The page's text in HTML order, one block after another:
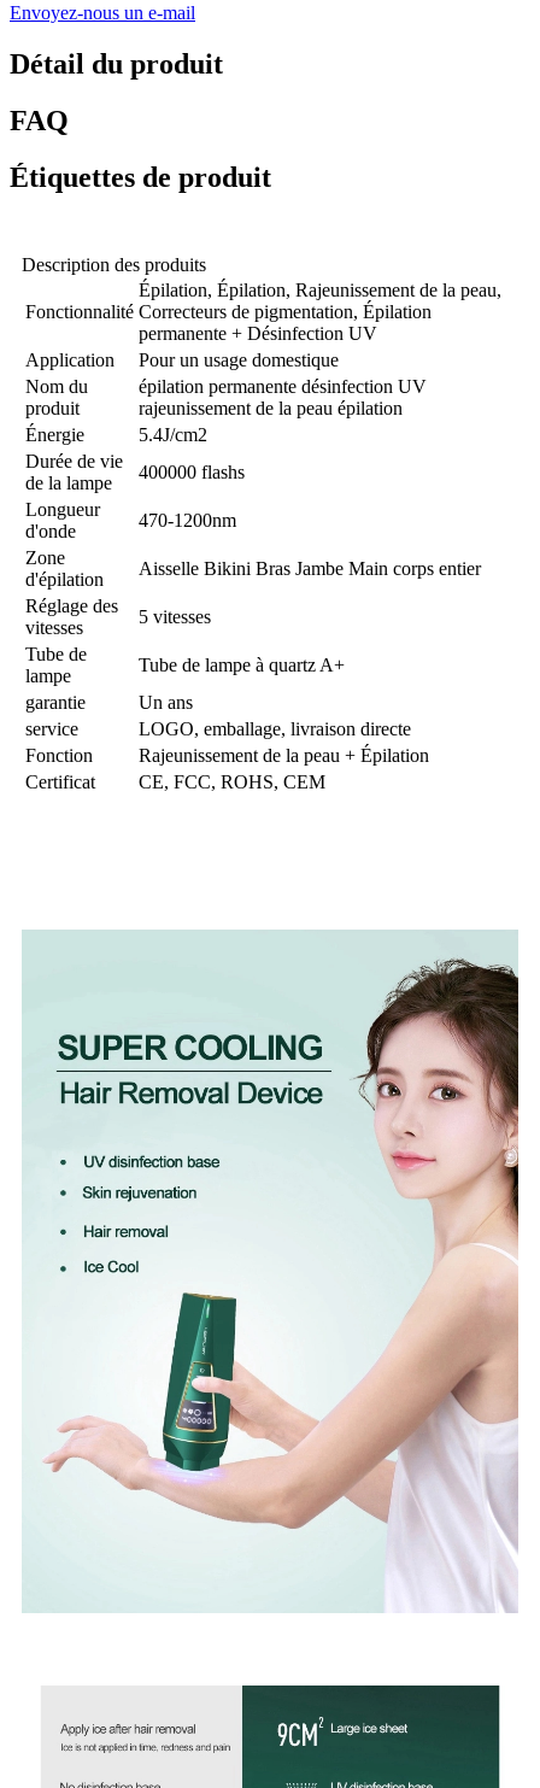
Envoyez-nous un e-mail
Détail du produit
FAQ
Étiquettes de produit
Description des produits
Fonctionnalité
Épilation, Épilation, Rajeunissement de la peau,
Correcteurs de pigmentation, Épilation
permanente + Désinfection UV
Application
Pour un usage domestique
Nom du
produit
épilation permanente désinfection UV
rajeunissement de la peau épilation
Énergie
5.4J/cm2
Durée de vie
de la lampe
400000 flashs
Longueur
d'onde
470-1200nm
Zone
d'épilation
Aisselle Bikini Bras Jambe Main corps entier
Réglage des
vitesses
5 vitesses
Tube de
lampe
Tube de lampe à quartz A+
garantie
Un ans
service
LOGO, emballage, livraison directe
Fonction
Rajeunissement de la peau + Épilation
Certificat
CE, FCC, ROHS, CEM